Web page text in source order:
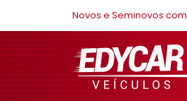
Novos e Seminovos com